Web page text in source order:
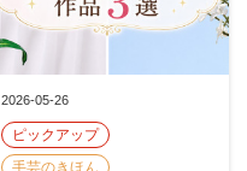
2026-05-26
ピックアップ
手芸のきほん